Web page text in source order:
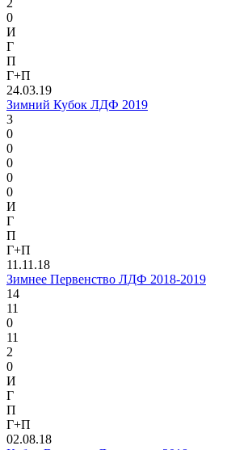
2
0
И
Г
П
Г+П
24.03.19
Зимний Кубок ЛДФ 2019
3
0
0
0
0
0
И
Г
П
Г+П
11.11.18
Зимнее Первенство ЛДФ 2018-2019
14
11
0
11
2
0
И
Г
П
Г+П
02.08.18